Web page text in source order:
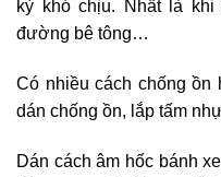
kỳ khó chịu. Nhất là
đường bê tông…
Có nhiều cách chống ồn
dán chống ồn, lắp tấm
Dán cách âm hốc bánh